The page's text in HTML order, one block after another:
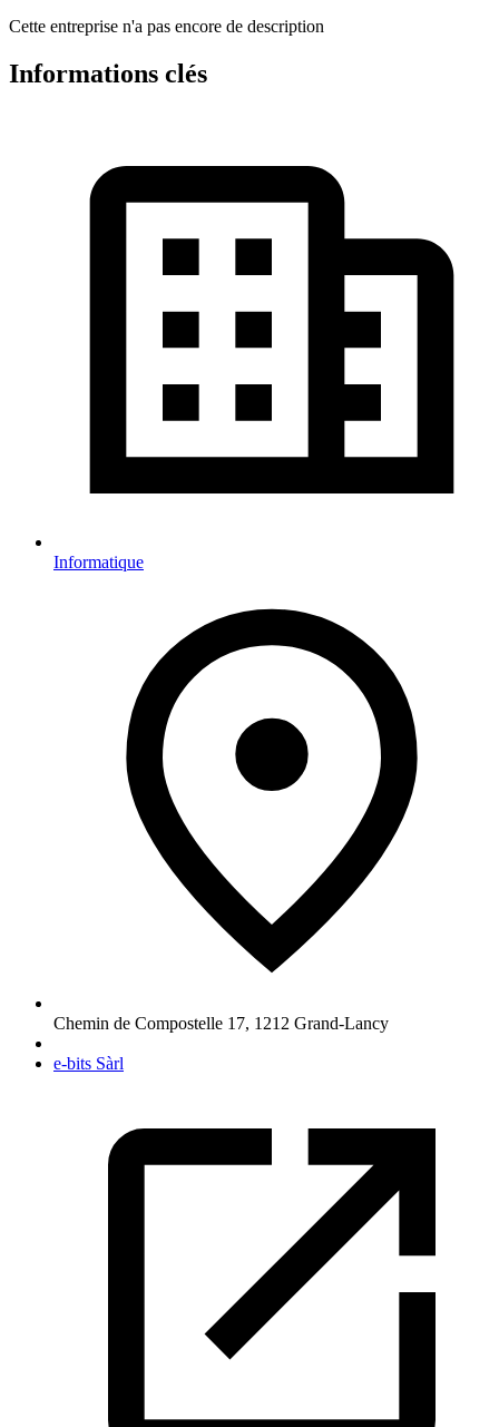
Cette entreprise n'a pas encore de description
Informations clés
Informatique
Chemin de Compostelle 17, 1212 Grand-Lancy
e-bits Sàrl